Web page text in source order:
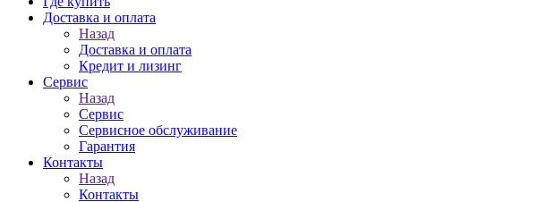
Доставка и оплата
Назад
Доставка и оплата
Кредит и лизинг
Сервис
Назад
Сервис
Сервисное обслуживание
Гарантия
Контакты
Назад
Контакты